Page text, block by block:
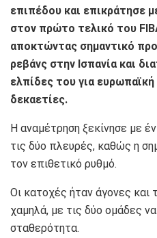
επιπέδου και επικράτησε
στον πρώτο τελικό του
αποκτώντας σημαντικό
ρεβάνς στην Ισπανία και
ελπίδες του για
δεκαετίες.
Η αναμέτρηση ξεκίνησε με
τις δύο πλευρές, καθώς η
τον επιθετικό ρυθμό.
Οι κατοχές ήταν άγονες και
χαμηλά, με τις δύο ομάδες
σταθερότητα.